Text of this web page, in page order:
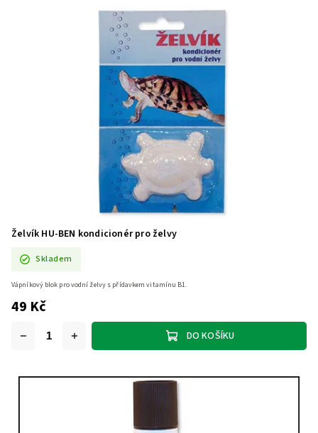
Želvík HU-BEN kondicionér pro želvy
Skladem
49 Kč
DO KOŠÍKU
Vápníkový blok pro vodní želvy s přídavkem vitamínu B1.